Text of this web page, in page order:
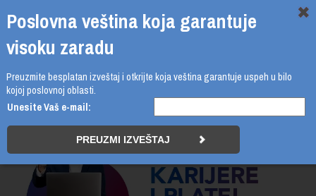
Poslovna veština koja garantuje
visoku zaradu
Preuzmite besplatan izveštaj i otkrijte koja veština garantuje uspeh u bilo
kojoj poslovnoj oblasti.
Unesite Vaš e-mail:
011 4011 210
PROGRAMI
UPIS
ŠTA DOBIJATE